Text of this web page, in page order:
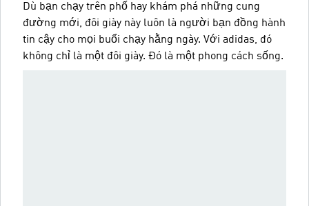
Dù bạn chạy trên phố hay khám phá những cung
đường mới, đôi giày này luôn là người bạn đồng hành
tin cậy cho mọi buổi chạy hằng ngày. Với adidas, đó
không chỉ là một đôi giày. Đó là một phong cách sống.